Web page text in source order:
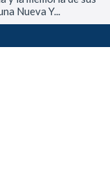
Nueva Y...